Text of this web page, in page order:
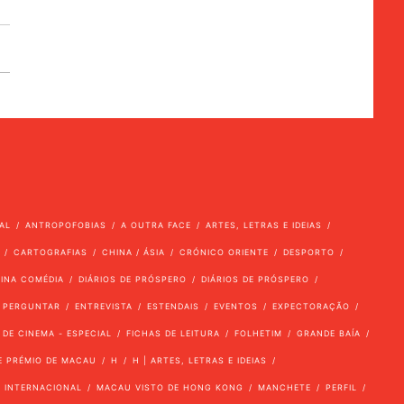
ANTROPOFOBIAS A OUTRA FACE ARTES, LETRAS E IDEIAS
CARTOGRAFIAS CHINA / ÁSIA CRÓNICO ORIENTE DESPORTO
COMÉDIA DIÁRIOS DE PRÓSPERO DIÁRIOS DE PRÓSPERO
ENTREVISTA ESTENDAIS EVENTOS EXPECTORAÇÃO
CINEMA - ESPECIAL FICHAS DE LEITURA FOLHETIM GRANDE BAÍA
PRÉMIO DE MACAU H H | ARTES, LETRAS E IDEIAS
INTERNACIONAL MACAU VISTO DE HONG KONG MANCHETE PERFIL